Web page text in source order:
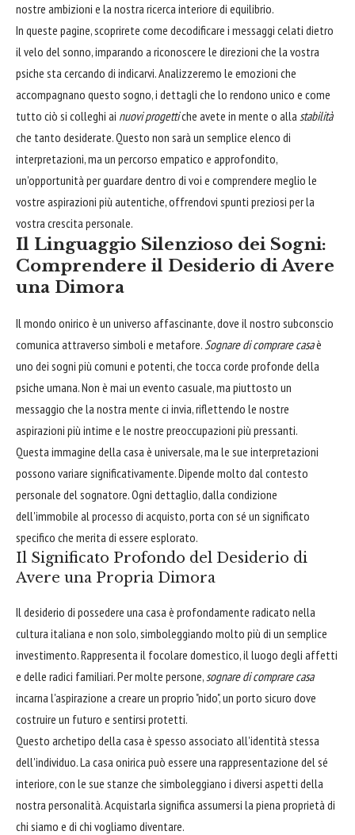
nostre ambizioni e la nostra ricerca interiore di equilibrio.
In queste pagine, scoprirete come decodificare i messaggi celati dietro
il velo del sonno, imparando a riconoscere le direzioni che la vostra
psiche sta cercando di indicarvi. Analizzeremo le emozioni che
accompagnano questo sogno, i dettagli che lo rendono unico e come
tutto ciò si colleghi ai nuovi progettiche avete in mente o alla stabilità
che tanto desiderate. Questo non sarà un semplice elenco di
interpretazioni, ma un percorso empatico e approfondito,
un'opportunità per guardare dentro di voi e comprendere meglio le
vostre aspirazioni più autentiche, offrendovi spunti preziosi per la
vostra crescita personale.
Il Linguaggio Silenzioso dei Sogni:
Comprendere il Desiderio di Avere
una Dimora
Il mondo onirico è un universo affascinante, dove il nostro subconscio
comunica attraverso simboli e metafore. Sognare di comprare casaè
uno dei sogni più comuni e potenti, che tocca corde profonde della
psiche umana. Non è mai un evento casuale, ma piuttosto un
messaggio che la nostra mente ci invia, riflettendo le nostre
aspirazioni più intime e le nostre preoccupazioni più pressanti.
Questa immagine della casa è universale, ma le sue interpretazioni
possono variare significativamente. Dipende molto dal contesto
personale del sognatore. Ogni dettaglio, dalla condizione
dell'immobile al processo di acquisto, porta con sé un significato
specifico che merita di essere esplorato.
Il Significato Profondo del Desiderio di
Avere una Propria Dimora
Il desiderio di possedere una casa è profondamente radicato nella
cultura italiana e non solo, simboleggiando molto più di un semplice
investimento. Rappresenta il focolare domestico, il luogo degli affetti
e delle radici familiari. Per molte persone, sognare di comprare casa
incarna l'aspirazione a creare un proprio "nido", un porto sicuro dove
costruire un futuro e sentirsi protetti.
Questo archetipo della casa è spesso associato all'identità stessa
dell'individuo. La casa onirica può essere una rappresentazione del sé
interiore, con le sue stanze che simboleggiano i diversi aspetti della
nostra personalità. Acquistarla significa assumersi la piena proprietà di
chi siamo e di chi vogliamo diventare.